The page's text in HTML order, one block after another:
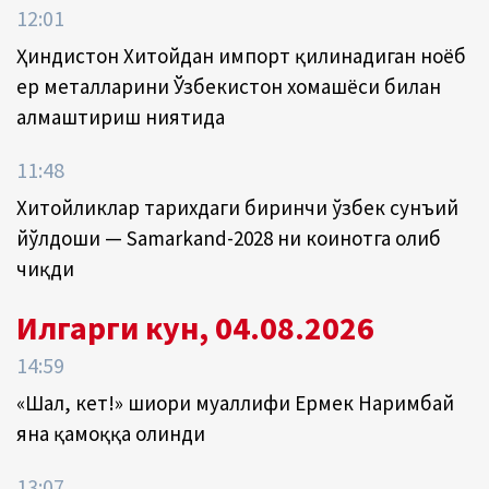
12:01
Ҳиндистон Хитойдан импорт қилинадиган ноёб
ер металларини Ўзбекистон хомашёси билан
алмаштириш ниятида
11:48
Хитойликлар тарихдаги биринчи ўзбек сунъий
йўлдоши — Samarkand-2028 ни коинотга олиб
чиқди
Илгарги кун, 04.08.2026
14:59
«Шал, кет!» шиори муаллифи Ермек Наримбай
яна қамоққа олинди